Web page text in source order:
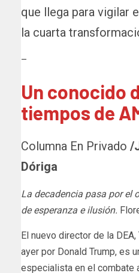
que llega para vigilar
la cuarta
–
Un conocido
tiempos de
Columna En Privado /
Dóriga
La decadencia pasa por el
de esperanza e ilusión.
El nuevo director de la
ayer por Donald Trump, es
especialista en el combate